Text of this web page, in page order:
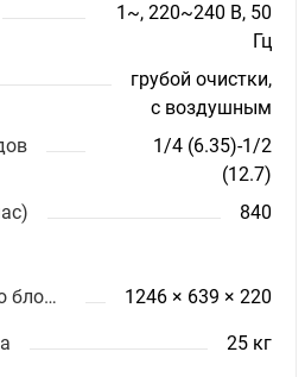
1~, 220~240 В, 50
Гц
грубой очистки,
с воздушным
1/4 (6.35)-1/2
(12.7)
840
Габариты внутреннего блока ШхВхГ (мм)
1246 × 639 × 220
25 кг